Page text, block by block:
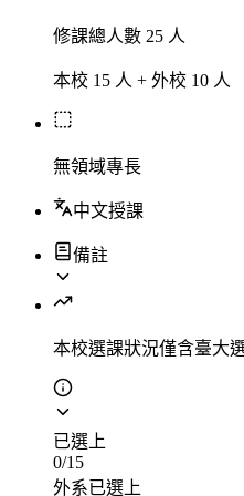
修課總人數 25 人
本校 15 人 + 外校 10 人
無領域專長
中文授課
備註
本校選課狀況僅含臺大
已選上
0/15
外系已選上